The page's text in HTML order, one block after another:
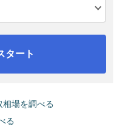
タート
相場を調べる
る